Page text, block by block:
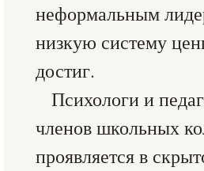
неформальным
низкую систему
достиг.
Психологи и
членов школьных
проявляется в